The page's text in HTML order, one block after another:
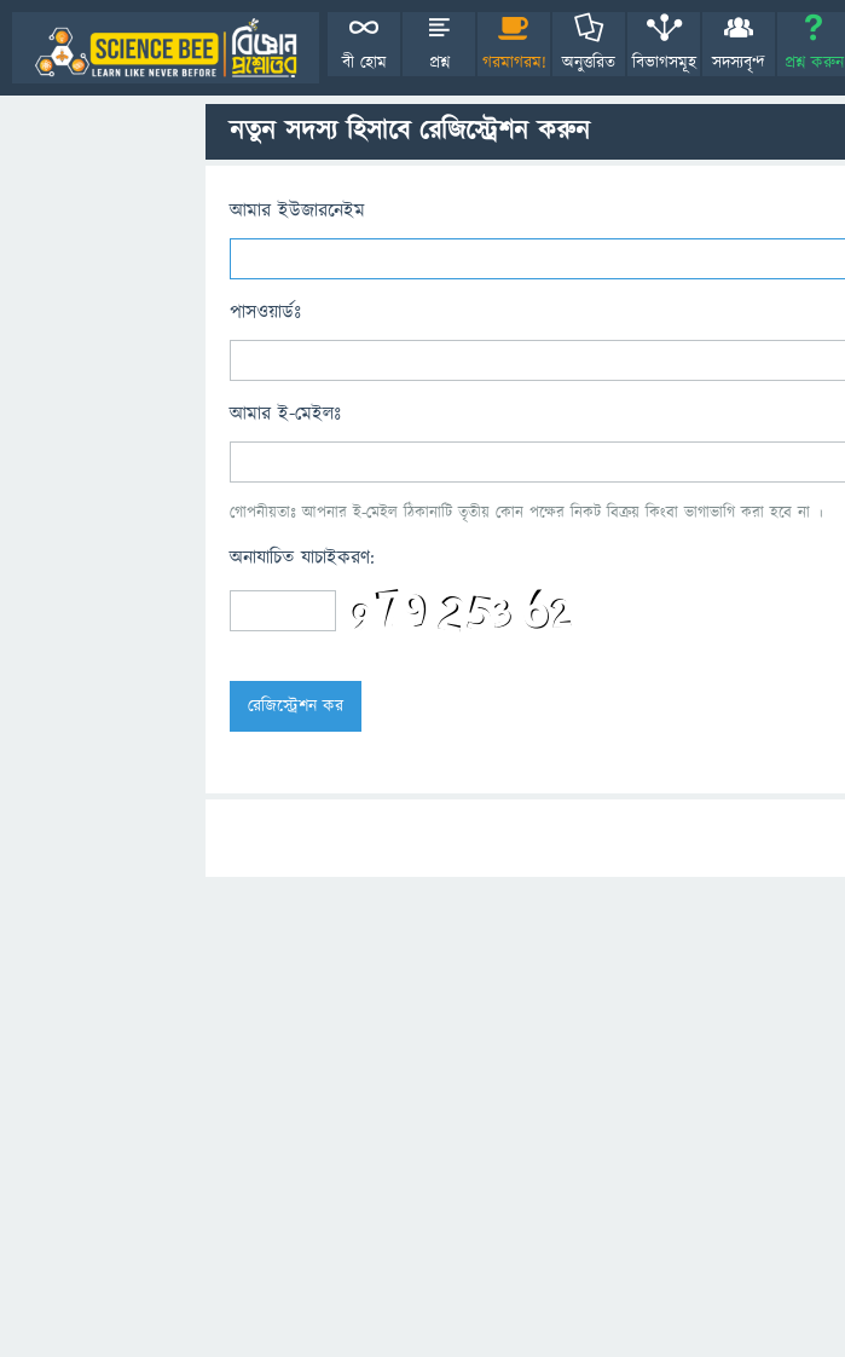
বী হোম প্রশ্ন গরমাগরম! অনুত্তরিত বিভাগসমূহ সদস্যবৃন্দ প্রশ্ন করুন
নতুন সদস্য হিসাবে রেজিস্ট্রেশন করুন
আমার ইউজারনেইম
পাসওয়ার্ডঃ
আমার ই-মেইলঃ
গোপনীয়তাঃ আপনার ই-মেইল ঠিকানাটি তৃতীয় কোন পক্ষের নিকট বিক্রয় কিংবা ভাগাভাগি করা হবে না ।
অনাযাচিত যাচাইকরণ: